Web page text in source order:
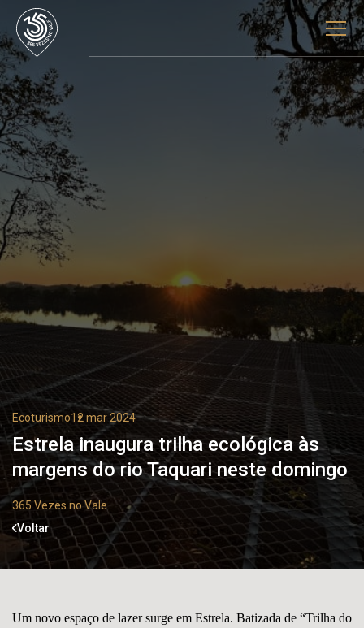
Ecoturismo12 mar 2024
Estrela inaugura trilha ecológica às
margens do rio Taquari neste domingo
365 Vezes no Vale
Voltar
Um novo espaço de lazer surge em Estrela. Batizada de “Trilha do